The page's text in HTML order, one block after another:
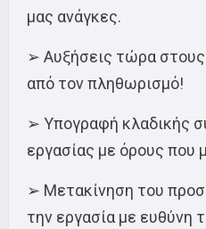
μας ανάγκες.
➢ Αυξήσεις τώρα
από τον πληθωρισμό!
➢ Υπογραφή κλαδικής
εργασίας με όρους που
➢ Μετακίνηση του
την εργασία με ευθύνη